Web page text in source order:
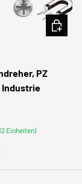
PZ
Industrie
Einheiten)
IN DEN